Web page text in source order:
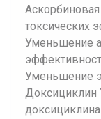
токсических
Уменьшение
Уменьшение
Доксициклин